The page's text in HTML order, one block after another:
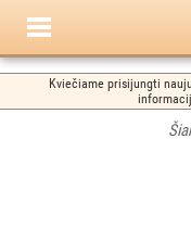
Kviečiame prisijungti